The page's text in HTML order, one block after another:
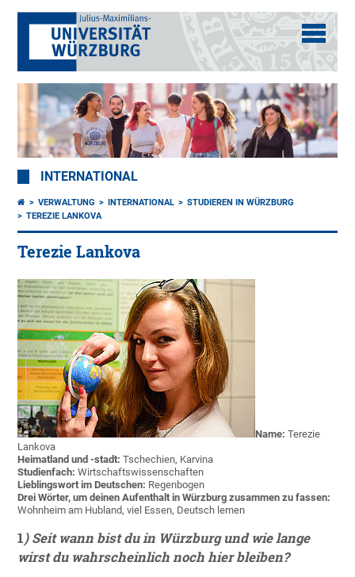
INTERNATIONAL
VERWALTUNG INTERNATIONAL
STUDIEREN IN WÜRZBURG
TEREZIE LANKOVA
Terezie Lankova
Name: Terezie
Lankova
Heimatland und -stadt: Tschechien, Karvina
Studienfach: Wirtschaftswissenschaften
Lieblingswort im Deutschen: Regenbogen
Drei Wörter, um deinen Aufenthalt in Würzburg zusammen zu fassen:
Wohnheim am Hubland, viel Essen, Deutsch lernen
1) Seit wann bist du in Würzburg und wie lange
wirst du wahrscheinlich noch hier bleiben?